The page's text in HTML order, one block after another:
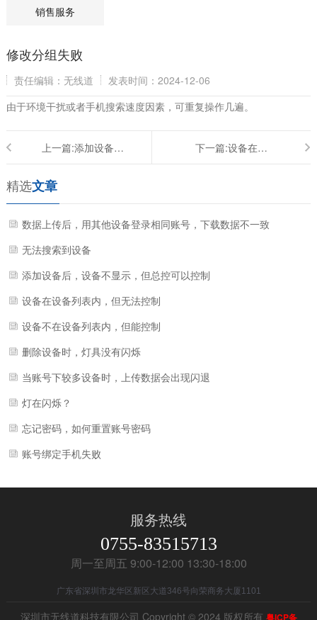
销售服务
修改分组失败
责任编辑：无线道
发表时间：2024-12-06
由于环境干扰或者手机搜索速度因素，可重复操作几遍。
上一篇: 添加设备后，设备不显示，但总控可以控制 下一篇: 设备在设备列表内，但无法控制
精选文章
数据上传后，用其他设备登录相同账号，下载数据不一致
无法搜索到设备
添加设备后，设备不显示，但总控可以控制
设备在设备列表内，但无法控制
设备不在设备列表内，但能控制
删除设备时，灯具没有闪烁
当账号下较多设备时，上传数据会出现闪退
灯在闪烁？
忘记密码，如何重置账号密码
账号绑定手机失败
服务热线
0755-83515713
周一至周五 9:00-12:00 13:30-18:00
广东省深圳市龙华区新区大道346号向荣商务大厦1101
深圳市无线道科技有限公司 Copyright © 2024 版权所有 粤ICP备